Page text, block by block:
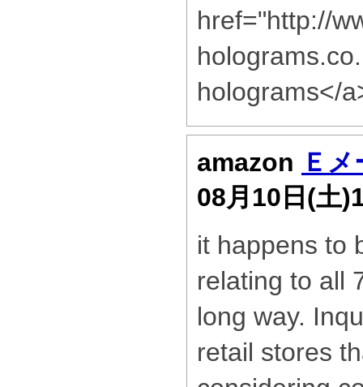
href="http://
holograms</
amazon Ｅ
08月10日(土
it happens to
relating to all
long way.
retail stores